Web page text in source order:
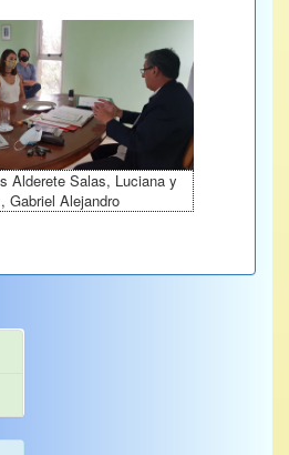
Alderete Salas, Luciana y
Gabriel Alejandro